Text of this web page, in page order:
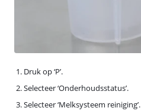
Druk op ‘P’.
Selecteer ‘Onderhoudsstatus’.
Selecteer ‘Melksysteem reiniging’.